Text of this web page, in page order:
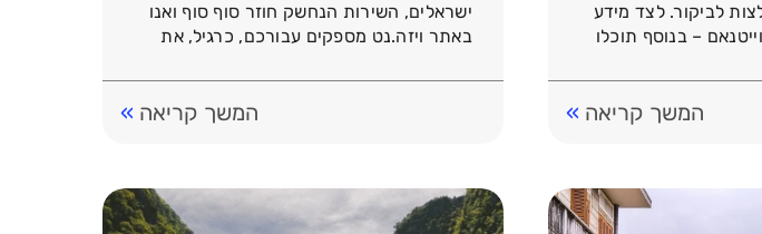
לביקור. לצד מידע
– בנוסף תוכלו
המשך קריאה »
ישראלים, השירות הנחשק חוזר סוף סוף ואנו
באתר ויזה.נט מספקים עבורכם, כרגיל, את
המשך קריאה »